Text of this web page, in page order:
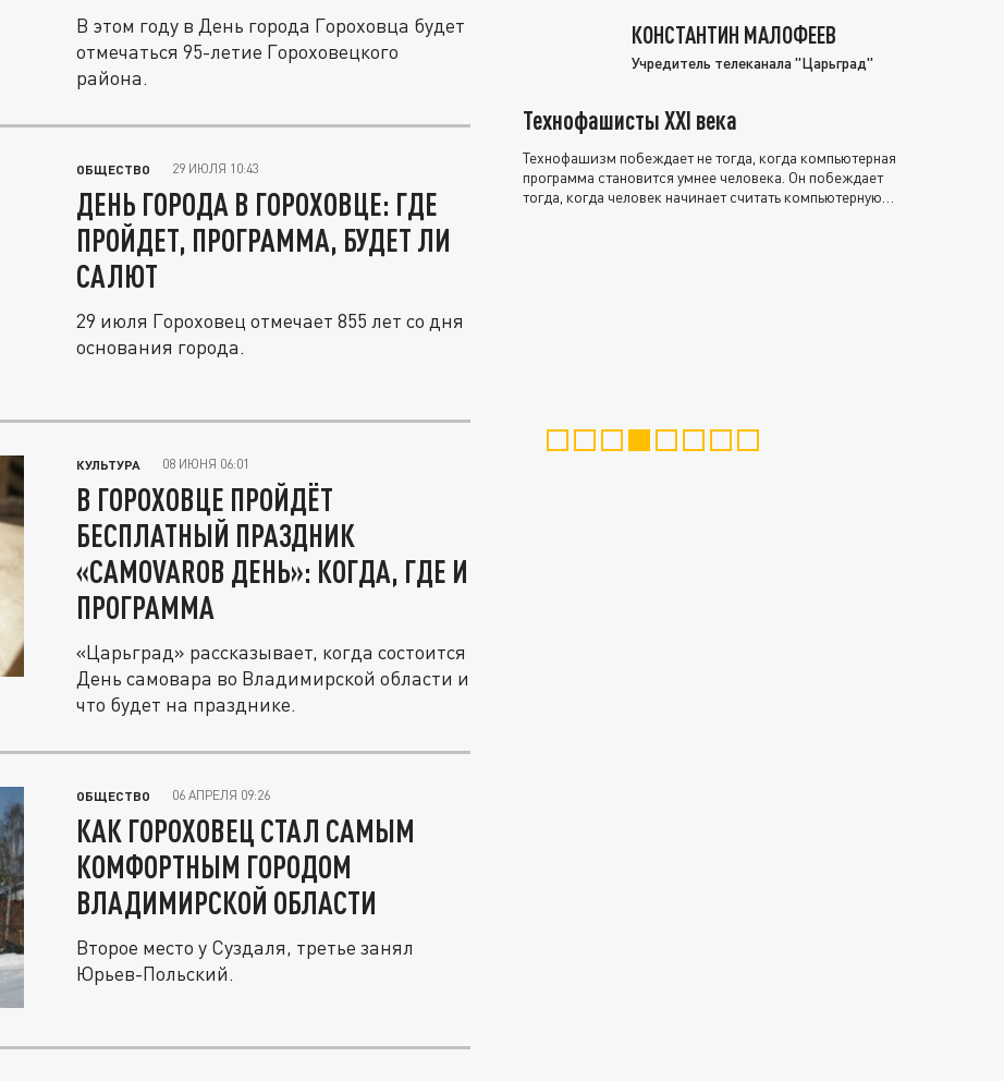
В этом году в День города Гороховца будет
отмечаться 95-летие Гороховецкого
района.
ОБЩЕСТВО 29 ИЮЛЯ 10:43
ДЕНЬ ГОРОДА В ГОРОХОВЦЕ: ГДЕ
ПРОЙДЕТ, ПРОГРАММА, БУДЕТ ЛИ
САЛЮТ
29 июля Гороховец отмечает 855 лет со дня
основания города.
КУЛЬТУРА 08 ИЮНЯ 06:01
В ГОРОХОВЦЕ ПРОЙДЁТ
БЕСПЛАТНЫЙ ПРАЗДНИК
«САМОVARОВ ДЕНЬ»: КОГДА, ГДЕ И
ПРОГРАММА
«Царьград» рассказывает, когда состоится
День самовара во Владимирской области и
что будет на празднике.
ОБЩЕСТВО 06 АПРЕЛЯ 09:26
КАК ГОРОХОВЕЦ СТАЛ САМЫМ
КОМФОРТНЫМ ГОРОДОМ
ВЛАДИМИРСКОЙ ОБЛАСТИ
Второе место у Суздаля, третье занял
Юрьев-Польский.
КОНСТАНТИН МАЛОФЕЕВ
Учредитель телеканала "Царьград"
Технофашисты XXI века
Технофашизм побеждает не тогда, когда компьютерная
программа становится умнее человека. Он побеждает
тогда, когда человек начинает считать компьютерную